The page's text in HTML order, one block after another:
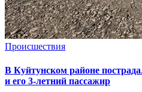
Происшествия
В Куйтунском районе
и его 3-летний пассажир